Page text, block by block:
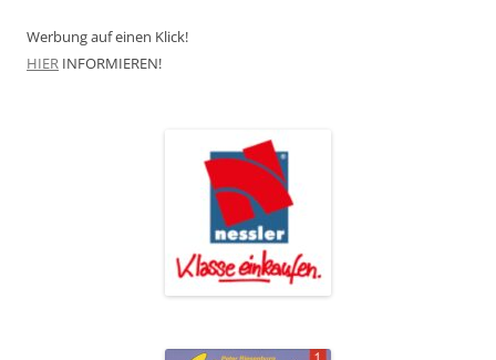
Werbung auf einen Klick!
HIER INFORMIEREN!